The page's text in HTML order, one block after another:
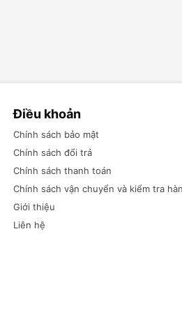
Điều khoản
Chính sách bảo mật
Chính sách đổi trả
Chính sách thanh toán
Chính sách vận chuyển và kiểm tra
Giới thiệu
Liên hệ